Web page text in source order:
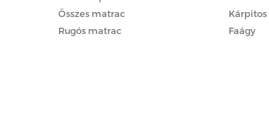
Összes matrac
Rugós matrac
Kárpitos
Faágy